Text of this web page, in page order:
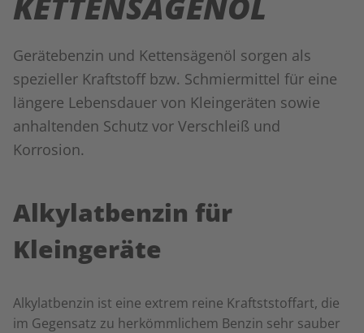
Gerätebenzin und Kettensägenöl sorgen als
spezieller Kraftstoff bzw. Schmiermittel für eine
längere Lebensdauer von Kleingeräten sowie
anhaltenden Schutz vor Verschleiß und
Korrosion.
Alkylatbenzin für
Kleingeräte
Alkylatbenzin ist eine extrem reine Kraftststoffart, die
im Gegensatz zu herkömmlichem Benzin sehr sauber